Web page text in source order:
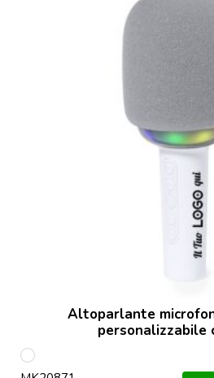
Altoparlante
personalizzabile
Bianco